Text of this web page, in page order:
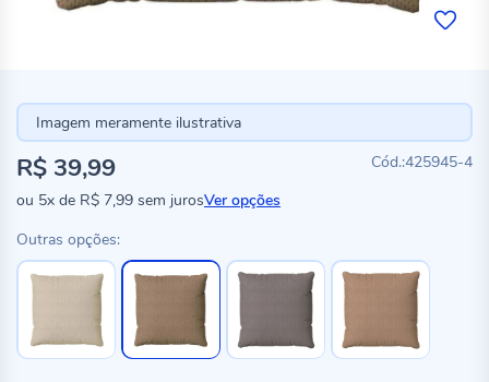
Imagem meramente ilustrativa
425945-4
R$ 39,99
ou 5x de R$ 7,99 sem jurosVer opções
Outras opções: